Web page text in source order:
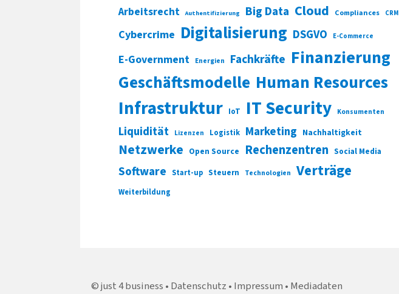
Arbeitsrecht Authentifizierung Big Data Cloud Compliances CRM
Cybercrime Digitalisierung DSGVO E-Commerce
E-Government Energien Fachkräfte Finanzierung
Geschäftsmodelle Human Resources
Infrastruktur IoT IT Security Konsumenten
Liquidität Lizenzen Logistik Marketing Nachhaltigkeit
Netzwerke Open Source Rechenzentren Social Media
Software Start-up Steuern Technologien Verträge
Weiterbildung
just 4 business Datenschutz Impressum Mediadaten